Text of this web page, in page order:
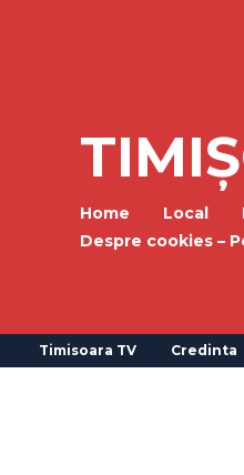
Home Local
Despre cookies –
Timisoara TV Credinta